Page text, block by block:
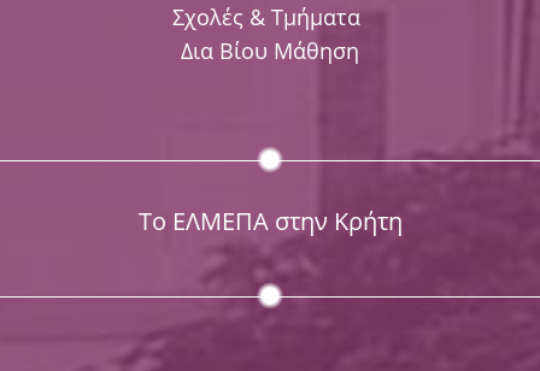
Σχολές & Τμήματα
Δια Βίου Μάθηση
Το ΕΛΜΕΠΑ στην Κρήτη